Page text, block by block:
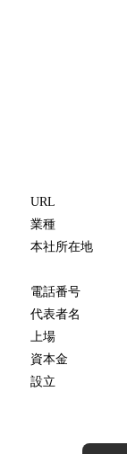
URL
業種
本社所在地
電話番号
代表者名
上場
資本金
設立